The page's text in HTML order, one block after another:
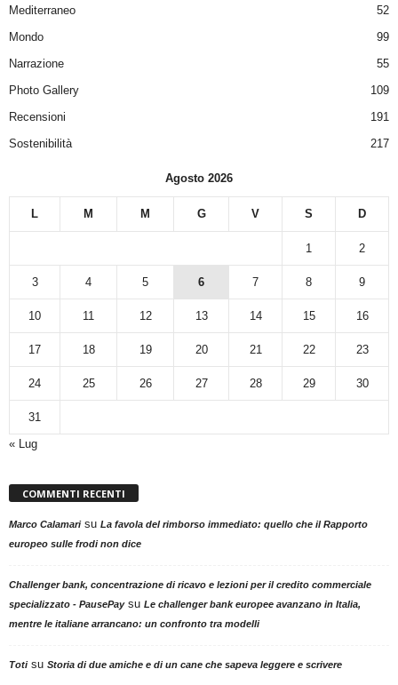
Mediterraneo
52
Mondo
99
Narrazione
55
Photo Gallery
109
Recensioni
191
Sostenibilità
217
Agosto 2026
L M M G V S D
1 2
3 4 5 6 7 8 9
10 11 12 13 14 15 16
17 18 19 20 21 22 23
24 25 26 27 28 29 30
31
« Lug
COMMENTI RECENTI
Marco Calamarisu La favola del rimborso immediato: quello che il Rapporto
europeo sulle frodi non dice
Challenger bank, concentrazione di ricavo e lezioni per il credito commerciale
specializzato - PausePaysu Le challenger bank europee avanzano in Italia,
mentre le italiane arrancano: un confronto tra modelli
Totisu Storia di due amiche e di un cane che sapeva leggere e scrivere